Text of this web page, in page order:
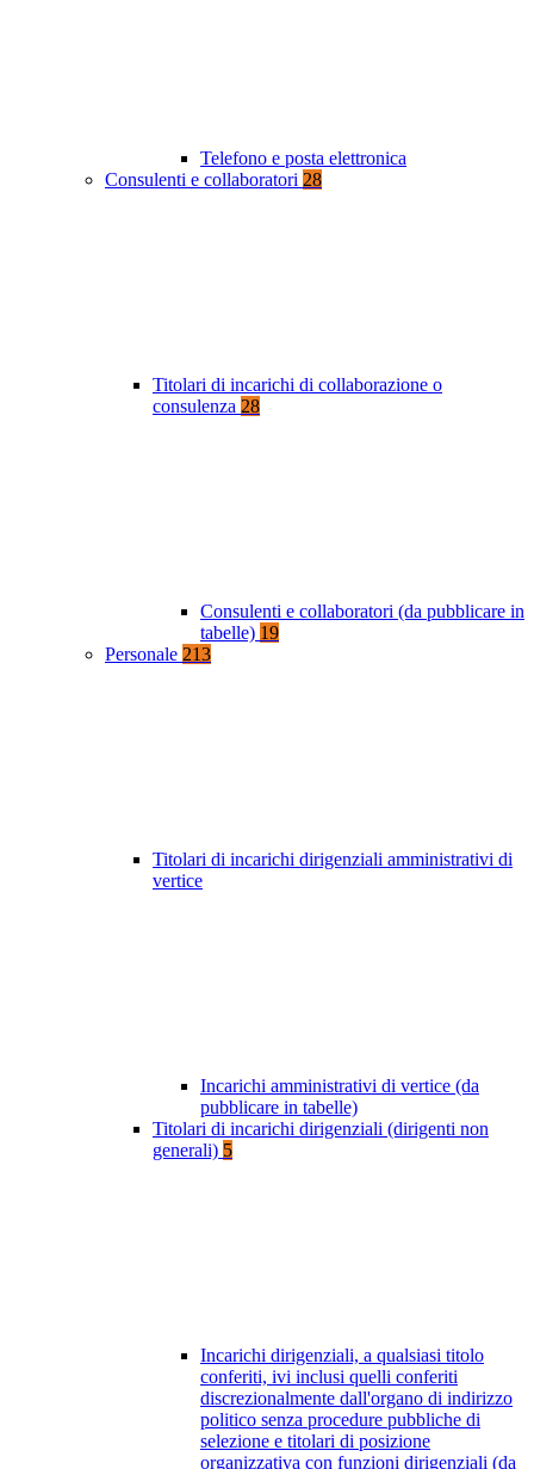
Telefono e posta elettronica
Consulenti e collaboratori 28
Titolari di incarichi di collaborazione o
consulenza 28
Consulenti e collaboratori (da pubblicare in
tabelle) 19
Personale 213
Titolari di incarichi dirigenziali amministrativi di
vertice
Incarichi amministrativi di vertice (da
pubblicare in tabelle)
Titolari di incarichi dirigenziali (dirigenti non
generali) 5
Incarichi dirigenziali, a qualsiasi titolo
conferiti, ivi inclusi quelli conferiti
discrezionalmente dall'organo di indirizzo
politico senza procedure pubbliche di
selezione e titolari di posizione
organizzativa con funzioni dirigenziali (da